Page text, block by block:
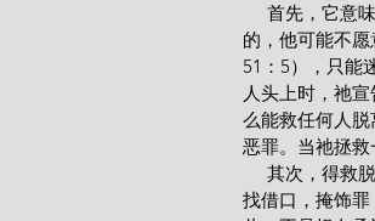
首先，它意味
的，他可能不
51：5），只能
人头上时，祂
么能救任何人
恶罪。当祂拯救
其次，得救脱
找借口，掩饰